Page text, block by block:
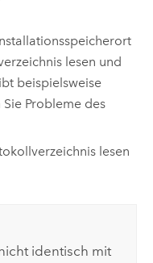
lesen und
beispielsweise
Probleme des
lesen
identisch mit